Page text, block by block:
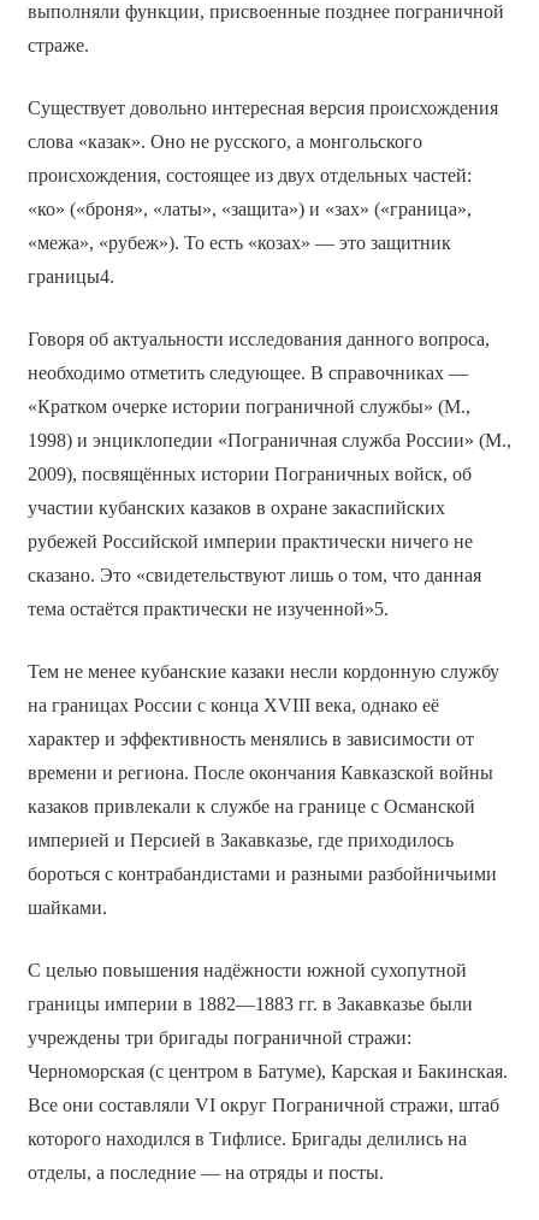
выполняли функции, присвоенные позднее пограничной
страже.
Существует довольно интересная версия происхождения
слова «казак». Оно не русского, а монгольского
происхождения, состоящее из двух отдельных частей:
«ко» («броня», «латы», «защита») и «зах» («граница»,
«межа», «рубеж»). То есть «козах» — это защитник
границы4.
Говоря об актуальности исследования данного вопроса,
необходимо отметить следующее. В справочниках —
«Кратком очерке истории пограничной службы» (М.,
1998) и энциклопедии «Пограничная служба России» (М.,
2009), посвящённых истории Пограничных войск, об
участии кубанских казаков в охране закаспийских
рубежей Российской империи практически ничего не
сказано. Это «свидетельствуют лишь о том, что данная
тема остаётся практически не изученной»5.
Тем не менее кубанские казаки несли кордонную службу
на границах России с конца XVIII века, однако её
характер и эффективность менялись в зависимости от
времени и региона. После окончания Кавказской войны
казаков привлекали к службе на границе с Османской
империей и Персией в Закавказье, где приходилось
бороться с контрабандистами и разными разбойничьими
шайками.
С целью повышения надёжности южной сухопутной
границы империи в 1882—1883 гг. в Закавказье были
учреждены три бригады пограничной стражи:
Черноморская (с центром в Батуме), Карская и Бакинская.
Все они составляли VI округ Пограничной стражи, штаб
которого находился в Тифлисе. Бригады делились на
отделы, а последние — на отряды и посты.